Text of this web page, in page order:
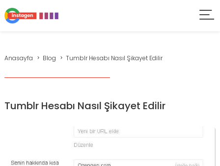
Anasayfa Blog Tumblr Hesabı Nasıl Şikayet Edilir
Tumblr Hesabı Nasıl Şikayet Edilir